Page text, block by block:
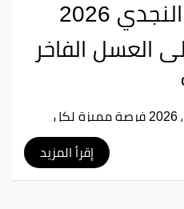
إقرأ المزيد
كود خصم الريف النجدي 2026
العسل الفاخر
فرصة مميزة لكل
أقوى العروض
بخصم يصل حتى 80% . يُعد
المتخصصة في العسل
تشكيلة متنوعة من أجود